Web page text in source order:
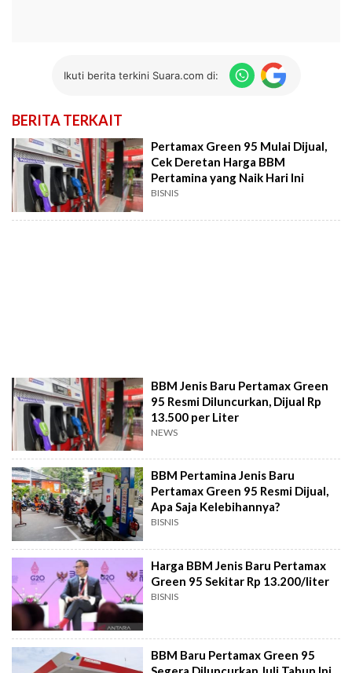
Ikuti berita terkini Suara.com di:
BERITA TERKAIT
Pertamax Green 95 Mulai Dijual,
Cek Deretan Harga BBM
Pertamina yang Naik Hari Ini
BISNIS
BBM Jenis Baru Pertamax Green
95 Resmi Diluncurkan, Dijual Rp
13.500 per Liter
NEWS
BBM Pertamina Jenis Baru
Pertamax Green 95 Resmi Dijual,
Apa Saja Kelebihannya?
BISNIS
Harga BBM Jenis Baru Pertamax
Green 95 Sekitar Rp 13.200/liter
BISNIS
BBM Baru Pertamax Green 95